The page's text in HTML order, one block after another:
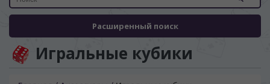
Расширенный поиск
Игральные кубики